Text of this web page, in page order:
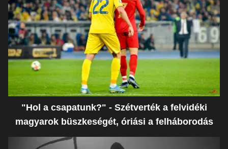
"Hol a csapatunk?" - Szétverték a felvidéki
magyarok büszkeségét, óriási a felháborodás